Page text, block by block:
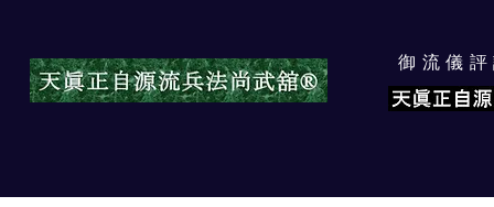
御流儀